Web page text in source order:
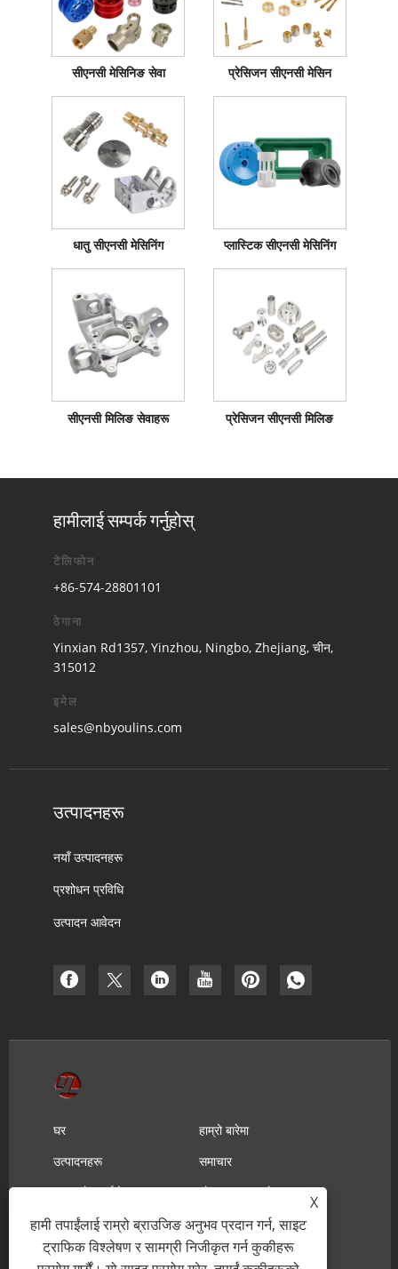
सीएनसी मेसिनिङ सेवा प्रेसिजन सीएनसी मेसिन
धातु सीएनसी मेसिनिंग प्लास्टिक सीएनसी मेसिनिंग
सीएनसी मिलिङ सेवाहरू प्रेसिजन सीएनसी मिलिङ
हामीलाई सम्पर्क गर्नुहोस्
टेलिफोन
+86-574-28801101
ठेगाना
Yinxian Rd1357, Yinzhou, Ningbo, Zhejiang, चीन,
315012
इमेल
sales@nbyoulins.com
उत्पादनहरू
नयाँ उत्पादनहरू
प्रशोधन प्रविधि
उत्पादन आवेदन
घर
हाम्रो बारेमा
उत्पादनहरू
समाचार
डाउनलोड गर्नुहोस्
सोधपुछ पठाउनुहोस्
हामीलाई सम्पर्क गर्नुहोस्
X
हामी तपाईंलाई राम्रो ब्राउजिङ अनुभव प्रदान गर्न, साइट
ट्राफिक विश्लेषण र सामग्री निजीकृत गर्न कुकीहरू